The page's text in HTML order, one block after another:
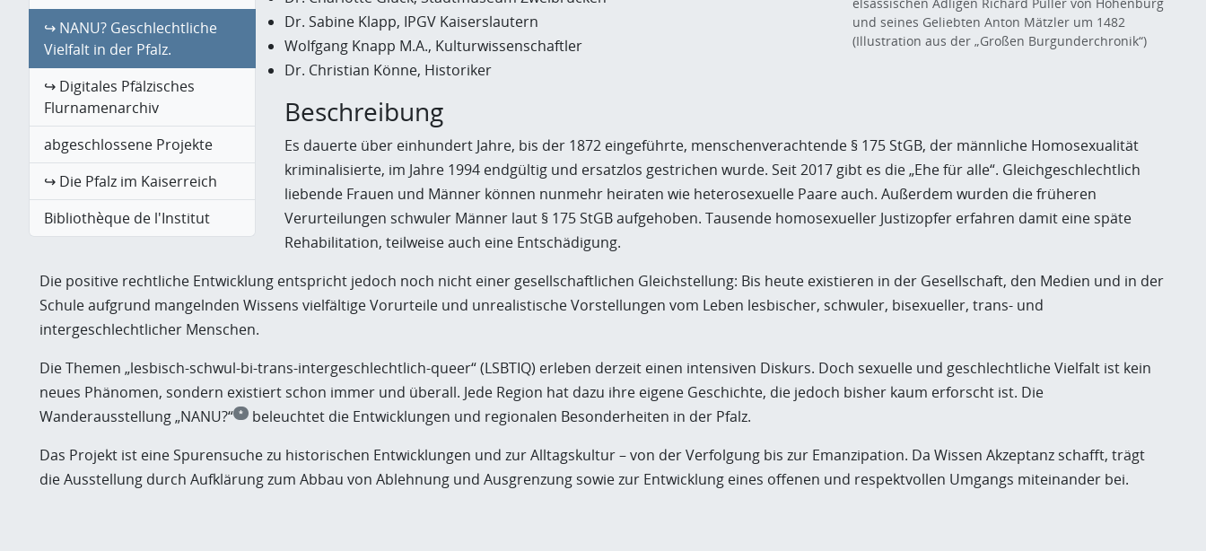
↪ NANU? Geschlechtliche
Vielfalt in der Pfalz.
↪ Digitales Pfälzisches
Flurnamenarchiv
abgeschlossene Projekte
↪ Die Pfalz im Kaiserreich
Bibliothèque de l'Institut
elsässischen Adligen Richard Puller von Hohenburg
und seines Geliebten Anton Mätzler um 1482
(Illustration aus der „Großen Burgunderchronik“)
Dr. Sabine Klapp, IPGV Kaiserslautern
Wolfgang Knapp M.A., Kulturwissenschaftler
Dr. Christian Könne, Historiker
Beschreibung
Es dauerte über einhundert Jahre, bis der 1872 ein­ge­führ­te, men­schen­verachtende § 175 StGB, der männliche Homosexualität
kriminalisierte, im Jahre 1994 endgültig und ersatzlos gestrichen wurde. Seit 2017 gibt es die „Ehe für alle“. Gleichgeschlechtlich
liebende Frauen und Männer können nunmehr heiraten wie heterosexuelle Paare auch. Außerdem wurden die früheren
Verurteilungen schwuler Männer laut § 175 StGB aufgehoben. Tausende homosexueller Justizopfer erfahren damit eine späte
Rehabilitation, teilweise auch eine Ent­schädigung.
Die positive rechtliche Entwicklung entspricht jedoch noch nicht einer gesellschaftlichen Gleichstellung: Bis heute existieren in der Gesellschaft, den Medien und in der
Schule aufgrund mangelnden Wissens vielfältige Vorurteile und unrealistische Vorstellungen vom Leben lesbischer, schwuler, bisexueller, trans- und
intergeschlechtlicher Menschen.
Die Themen „lesbisch-schwul-bi-trans-intergeschlechtlich-queer“ (LSBTIQ) erleben derzeit einen intensiven Diskurs. Doch sexuelle und geschlechtliche Vielfalt ist kein
neues Phänomen, sondern existiert schon immer und überall. Jede Region hat dazu ihre eigene Geschichte, die jedoch bisher kaum erforscht ist. Die
Wanderausstellung „NANU?“ * beleuchtet die Entwicklungen und regionalen Besonderheiten in der Pfalz.
Das Projekt ist eine Spurensuche zu historischen Entwicklungen und zur Alltagskultur – von der Verfolgung bis zur Emanzipation. Da Wissen Akzeptanz schafft, trägt
die Ausstellung durch Aufklärung zum Abbau von Ablehnung und Ausgrenzung sowie zur Entwicklung eines offenen und respektvollen Umgangs miteinander bei.